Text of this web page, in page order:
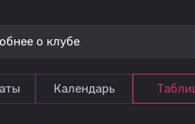
о клубе
Календарь